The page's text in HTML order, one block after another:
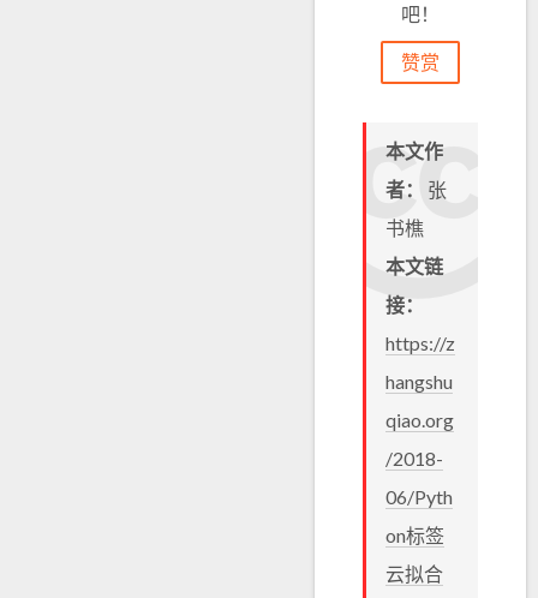
吧！
赞赏
本文作
者： 张
书樵
本文链
接：
https://z
hangshu
qiao.org
/2018-
06/Pyth
on标签
云拟合